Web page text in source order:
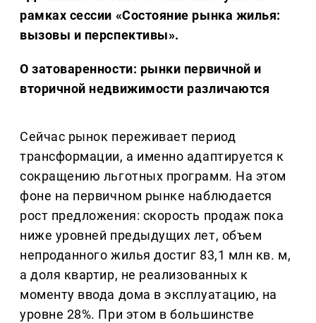
рамках сессии «Состояние рынка жилья:
вызовы и перспективы».
О затоваренности: рынки первичной и
вторичной недвижимости различаются
Сейчас рынок переживает период
трансформации, а именно адаптируется к
сокращению льготных программ. На этом
фоне на первичном рынке наблюдается
рост предложения: скорость продаж пока
ниже уровней предыдущих лет, объем
непроданного жилья достиг 83,1 млн кв. м,
а доля квартир, не реализованных к
моменту ввода дома в эксплуатацию, на
уровне 28%. При этом в большинстве